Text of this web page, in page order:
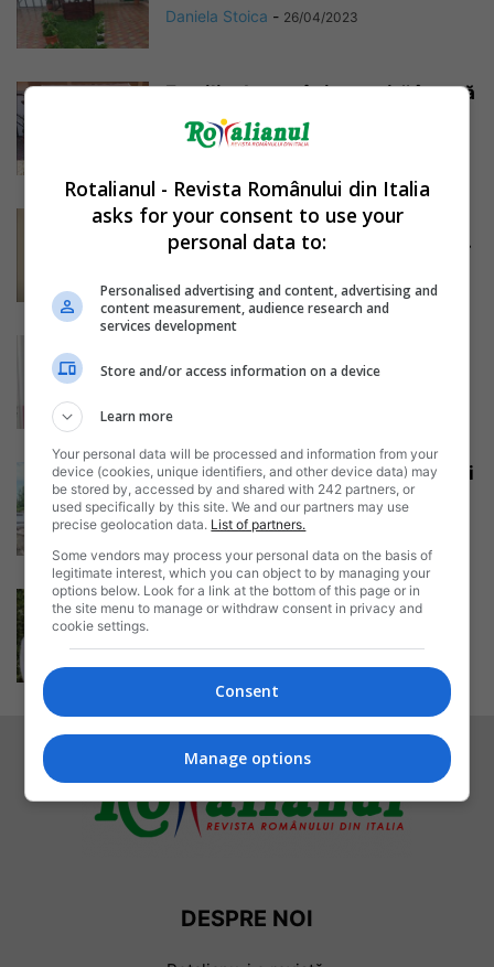
Daniela Stoica - 26/04/2023
Familie de români revenită în țară
după 17 ani de străinătate:...
Daniela Stoica - 02/04/2023
Revenit în România după mulți
ani petrecuți în Italia: „Se poate...
a întors și a...
Român revenit în țară după 12 ani
de muncă în străinătate....
Daniela Stoica - 04/10/2022
După mulți ani în Italia, doi soți
români s-au întors definitiv...
Daniela Stoica - 08/09/2022
DESPRE NOI
Rotalianul - Revista Românului din Italia
asks for your consent to use your
personal data to:
Personalised advertising and content, advertising and
content measurement, audience research and
services development
Store and/or access information on a device
Learn more
Your personal data will be processed and information from your
device (cookies, unique identifiers, and other device data) may
be stored by, accessed by and shared with 242 partners, or
used specifically by this site. We and our partners may use
precise geolocation data. List of partners.
Some vendors may process your personal data on the basis of
legitimate interest, which you can object to by managing your
options below. Look for a link at the bottom of this page or in
the site menu to manage or withdraw consent in privacy and
cookie settings.
Consent
Manage options